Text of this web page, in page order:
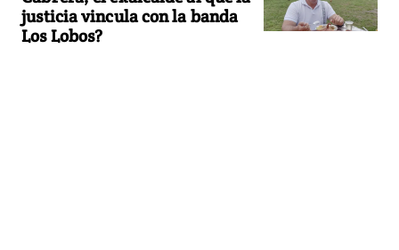
justicia vincula con la banda
Los Lobos?